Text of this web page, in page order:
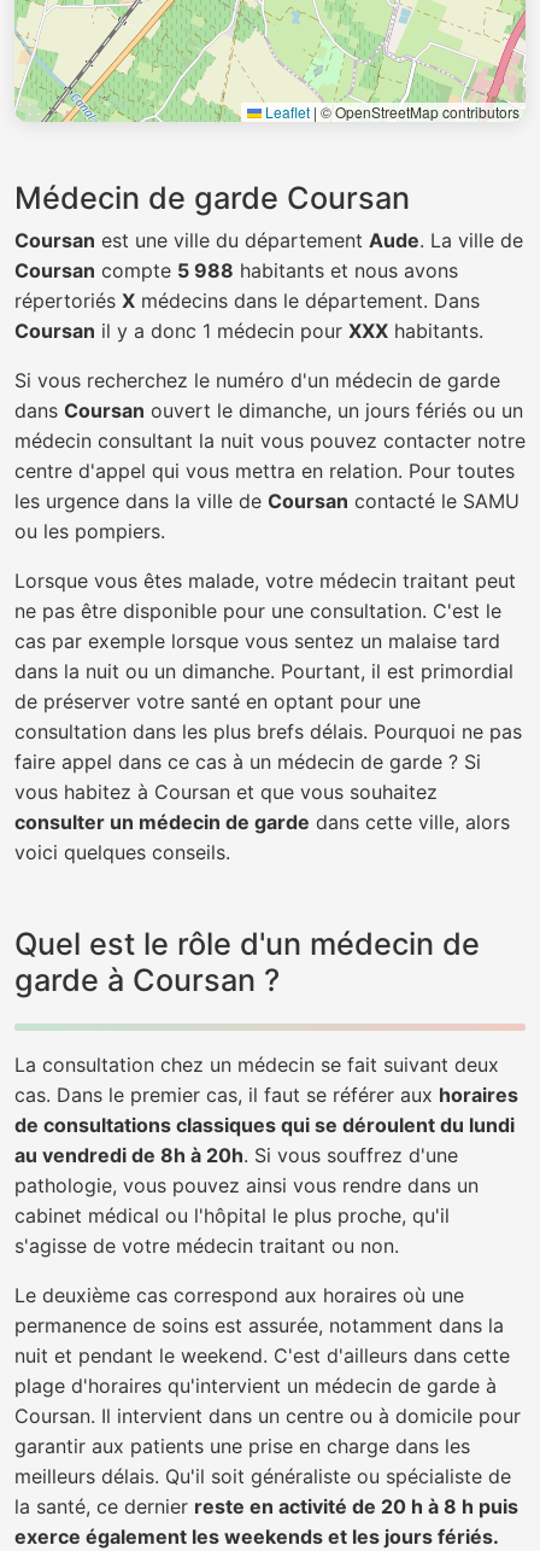
Leaflet | © OpenStreetMap contributors
Médecin de garde Coursan
Coursan est une ville du département Aude. La ville de
Coursan compte 5 988 habitants et nous avons
répertoriés X médecins dans le département. Dans
Coursan il y a donc 1 médecin pour XXX habitants.
Si vous recherchez le numéro d'un médecin de garde
dans Coursan ouvert le dimanche, un jours fériés ou un
médecin consultant la nuit vous pouvez contacter notre
centre d'appel qui vous mettra en relation. Pour toutes
les urgence dans la ville de Coursan contacté le SAMU
ou les pompiers.
Lorsque vous êtes malade, votre médecin traitant peut
ne pas être disponible pour une consultation. C'est le
cas par exemple lorsque vous sentez un malaise tard
dans la nuit ou un dimanche. Pourtant, il est primordial
de préserver votre santé en optant pour une
consultation dans les plus brefs délais. Pourquoi ne pas
faire appel dans ce cas à un médecin de garde ? Si
vous habitez à Coursan et que vous souhaitez
consulter un médecin de garde dans cette ville, alors
voici quelques conseils.
Quel est le rôle d'un médecin de
garde à Coursan ?
La consultation chez un médecin se fait suivant deux
cas. Dans le premier cas, il faut se référer aux horaires
de consultations classiques qui se déroulent du lundi
au vendredi de 8h à 20h. Si vous souffrez d'une
pathologie, vous pouvez ainsi vous rendre dans un
cabinet médical ou l'hôpital le plus proche, qu'il
s'agisse de votre médecin traitant ou non.
Le deuxième cas correspond aux horaires où une
permanence de soins est assurée, notamment dans la
nuit et pendant le weekend. C'est d'ailleurs dans cette
plage d'horaires qu'intervient un médecin de garde à
Coursan. Il intervient dans un centre ou à domicile pour
garantir aux patients une prise en charge dans les
meilleurs délais. Qu'il soit généraliste ou spécialiste de
la santé, ce dernier reste en activité de 20 h à 8 h puis
exerce également les weekends et les jours fériés.